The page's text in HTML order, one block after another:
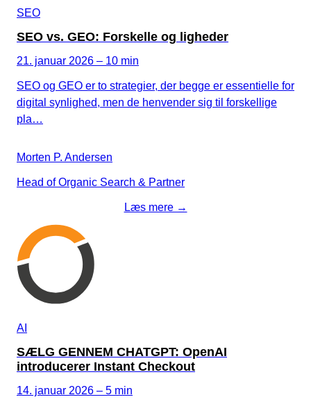
SEO
SEO vs. GEO: Forskelle og ligheder
21. januar 2026 – 10 min
SEO og GEO er to strategier, der begge er essentielle for
digital synlighed, men de henvender sig til forskellige
pla…
Morten P. Andersen
Head of Organic Search & Partner
Læs mere →
AI
SÆLG GENNEM CHATGPT: OpenAI
introducerer Instant Checkout
14. januar 2026 – 5 min